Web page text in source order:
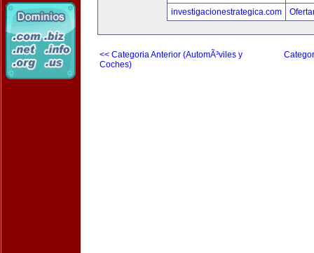
investigacionestrategica.com
<< Categoria Anterior (AutomÃ³viles y
Coches)